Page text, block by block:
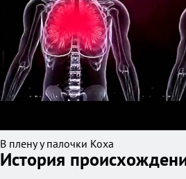
В плену у палочки Коха
История